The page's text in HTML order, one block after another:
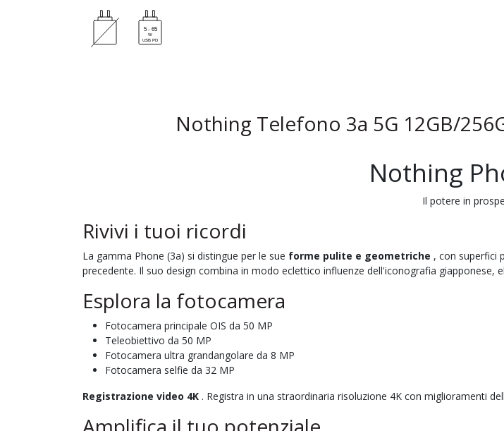
Nothing Telefono 3a 5G 12GB/
Nothing
Il potere in
Rivivi i tuoi ricordi
La gamma Phone (3a) si distingue per le sue forme pulite e geometriche , con superfici
precedente. Il suo design combina in modo eclettico influenze dell'iconografia giapponese,
Esplora la fotocamera
Fotocamera principale OIS da 50 MP
Teleobiettivo da 50 MP
Fotocamera ultra grandangolare da 8 MP
Fotocamera selfie da 32 MP
Registrazione video 4K . Registra in una straordinaria risoluzione 4K con miglioramenti